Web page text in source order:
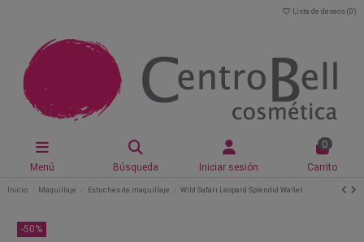
Lista de deseos (0 )
Menú Búsqueda Iniciar sesión
0
Carrito
Inicio Maquillaje Estuches de maquillaje Wild Safari Leopard Splendid Wallet
-50%